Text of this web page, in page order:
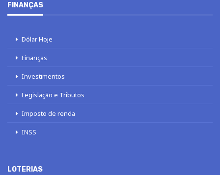
FINANÇAS
Dólar Hoje
Finanças
Investimentos
Legislação e Tributos
Imposto de renda
INSS
LOTERIAS